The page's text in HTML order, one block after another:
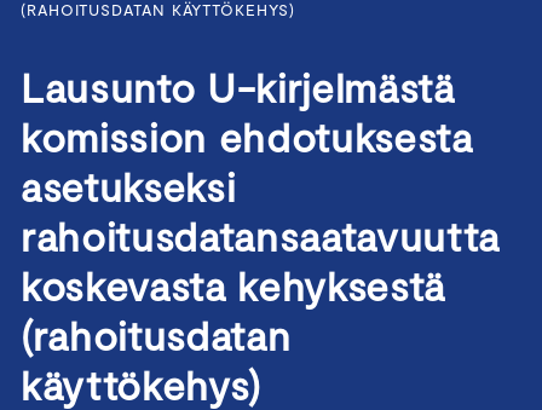
(RAHOITUSDATAN KÄYTTÖKEHYS)
Lausunto U-kirjelmästä
komission ehdotuksesta
asetukseksi
rahoitusdatansaatavuutta
koskevasta kehyksestä
(rahoitusdatan
käyttökehys)